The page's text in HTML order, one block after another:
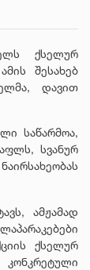
ქსელურ
შესახებ
დავით
საწარმოა,
სვანურ
ამჟამად
ქსელურ